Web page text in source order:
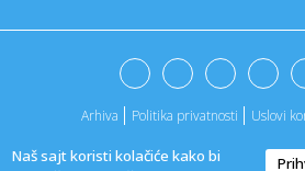
Naš sajt koristi kolačiće kako bi
Belgija najveći izvoznik piva u
22:50:Srušio se helikopter; Ima
Arhiva Politika privatnosti Uslovi